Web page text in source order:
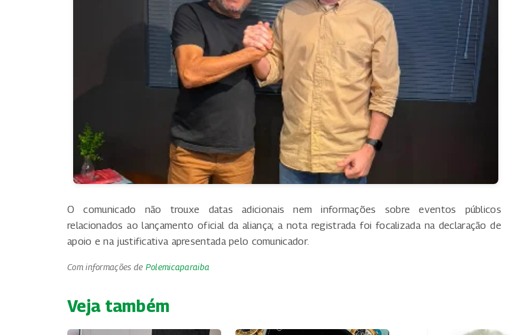
O comunicado não trouxe datas adicionais nem informações sobre eventos públicos
relacionados ao lançamento oficial da aliança; a nota registrada foi focalizada na declaração de
apoio e na justificativa apresentada pelo comunicador.
Com informações de Polemicaparaiba
Veja também